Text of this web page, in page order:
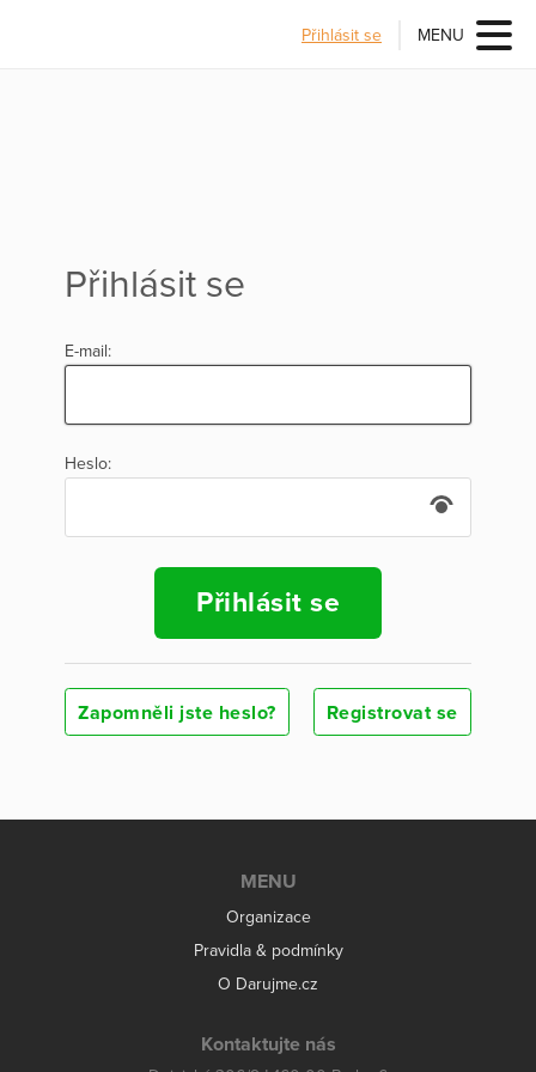
Přihlásit se MENU
Přihlásit se
E-mail:
Heslo:
Přihlásit se
Zapomněli jste heslo? Registrovat se
MENU
Organizace
Pravidla & podmínky
O Darujme.cz
Kontaktujte nás